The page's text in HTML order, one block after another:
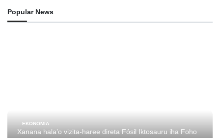
Popular News
EKONOMIA
Xanana hala’o vizita-haree direta Fósil Iktosauru iha Foho